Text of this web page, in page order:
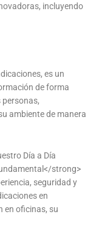
incluyendo
es un
de forma
ambiente de manera
Día a Día
strong>
seguridad y
en
en oficinas, su